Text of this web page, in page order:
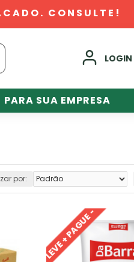
CONSULTE!
LOGIN
PARA SUA EMPRESA
por:
LEVE + PAGUE -